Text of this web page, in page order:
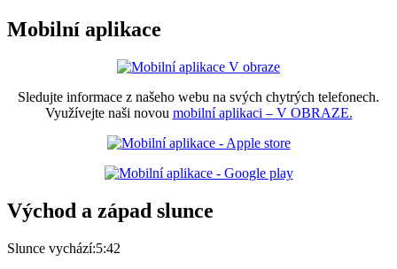
Mobilní aplikace
Sledujte informace z našeho webu na svých chytrých telefonech.
Využívejte naši novou mobilní aplikaci – V OBRAZE.
Východ a západ slunce
Slunce vychází:5:42